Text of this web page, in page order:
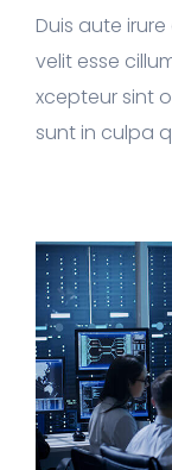
Duis aute
velit esse
xcepteur sint
sunt in culpa